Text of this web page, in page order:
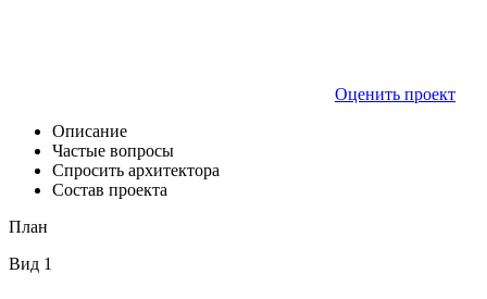
Оценить проект
Описание
Частые вопросы
Спросить архитектора
Состав проекта
План
Вид 1